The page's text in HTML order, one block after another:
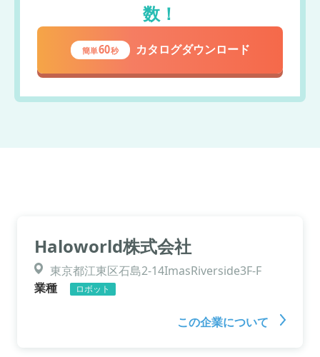
数！
簡単60秒 カタログダウンロード
Haloworld株式会社
東京都江東区石島2-14ImasRiverside3F-F
業種
ロボット
この企業について